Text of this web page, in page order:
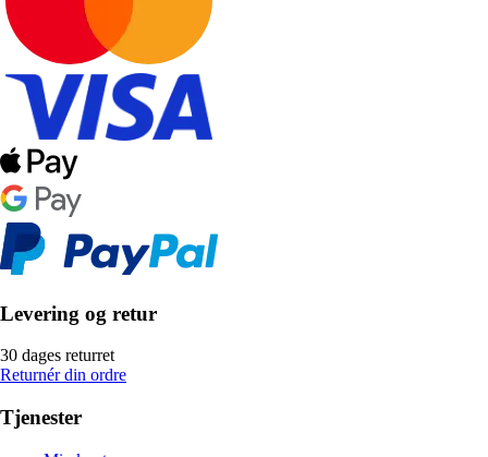
Levering og retur
30 dages returret
Returnér din ordre
Tjenester